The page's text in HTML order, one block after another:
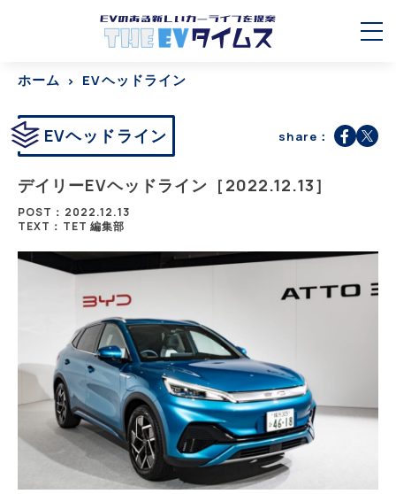
ホーム EVヘッドライン
EVヘッドライン share：
デイリーEVヘッドライン［2022.12.13］
POST：2022.12.13
TEXT：TET 編集部